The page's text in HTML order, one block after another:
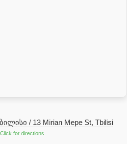
ზეთი( კარობკის ზეთი)
/ 13 Mirian Mepe St, Tbilisi
for directions